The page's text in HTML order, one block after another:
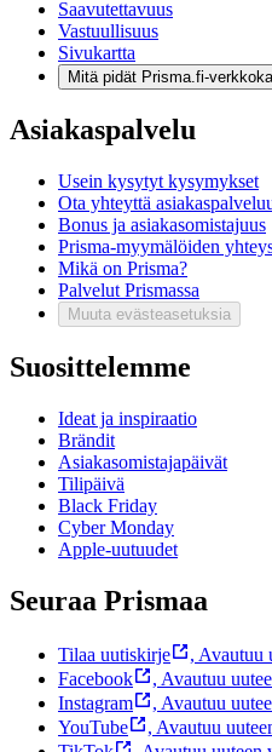
Saavutettavuus
Vastuullisuus
Sivukartta
Mitä pidät Prisma.fi-
Asiakaspalvelu
Usein kysytyt kysymykset
Ota yhteyttä
Bonus ja asiakasomistajuus
Prisma-myymälöiden
Mikä on Prisma?
Palvelut Prismassa
Muuta evästeasetuksia
Suosittelemme
Ideat ja inspiraatio
Brändit
Asiakasomistajapäivät
Tilipäivä
Black Friday
Cyber Monday
Apple-uutuudet
Seuraa Prismaa
Tilaa uutiskirje , Avautuu
Facebook
, Avautuu
Instagram
, Avautuu
YouTube
, Avautuu